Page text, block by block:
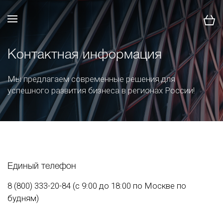
Контактная информация
Мы предлагаем современные решения для
успешного развития бизнеса в регионах России!
Единый телефон
8 (800) 333-20-84 (с 9:00 до 18:00 по Москве по
будням)